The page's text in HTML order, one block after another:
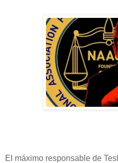
El máximo responsable de